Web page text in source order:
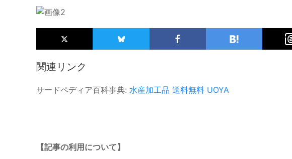
関連リンク
サードペディア百科事典: 水産加工品 送料無料 UOYA
【記事の利用について】